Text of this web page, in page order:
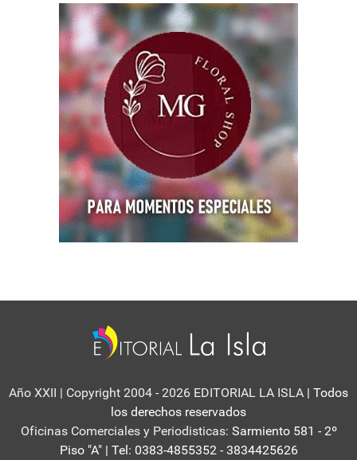
Año XXII | Copyright 2004 - 2026 EDITORIAL LA ISLA | Todos
los derechos reservados
Oficinas Comerciales y Periodisticas: Sarmiento 581 - 2º
Piso "A" | Tel: 0383-4855352 - 3834425626